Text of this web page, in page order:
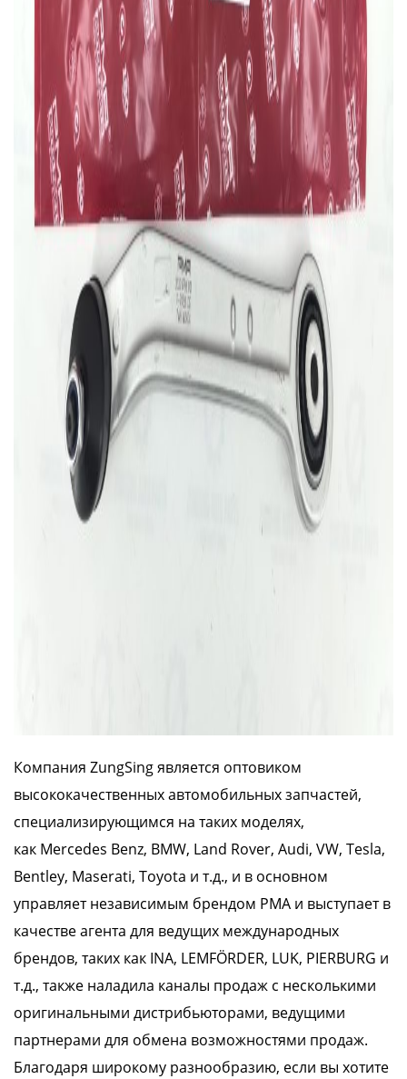
Компания ZungSing является оптовиком
высококачественных автомобильных запчастей,
специализирующимся на таких моделях,
как Mercedes Benz, BMW, Land Rover, Audi, VW, Tesla,
Bentley, Maserati, Toyota и т.д., и в основном
управляет независимым брендом PMA и выступает в
качестве агента для ведущих международных
брендов, таких как INA, LEMFÖRDER, LUK, PIERBURG и
т.д., также наладила каналы продаж с несколькими
оригинальными дистрибьюторами, ведущими
партнерами для обмена возможностями продаж.
Благодаря широкому разнообразию, если вы хотите